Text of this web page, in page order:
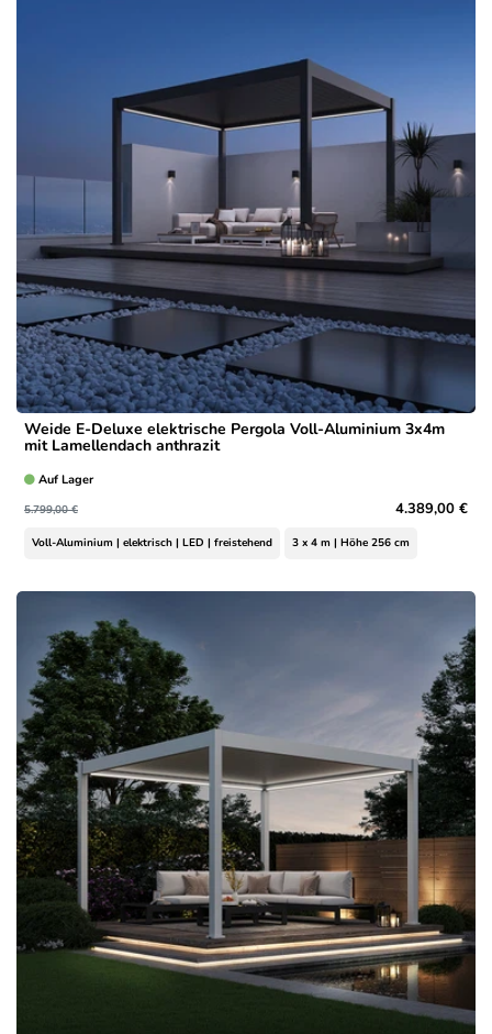
Weide E-Deluxe elektrische Pergola Voll-Aluminium 3x4m
mit Lamellendach anthrazit
Auf Lager
5.799,00 € 4.389,00 €
Voll-Aluminium | elektrisch | LED | freistehend 3 x 4 m | Höhe 256 cm